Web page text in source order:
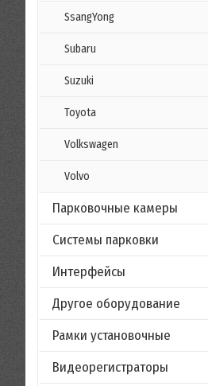
SsangYong
Subaru
Suzuki
Toyota
Volkswagen
Volvo
Парковочные камеры
Системы парковки
Интерфейсы
Другое оборудование
Рамки установочные
Видеорегистраторы